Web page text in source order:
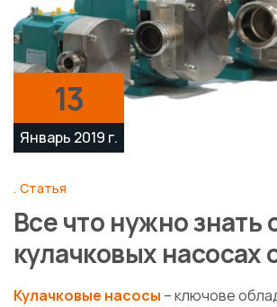
13
Январь 2019 г.
Статья
Все что нужно знать
кулачковых насосах
Кулачковые насосы – ключове